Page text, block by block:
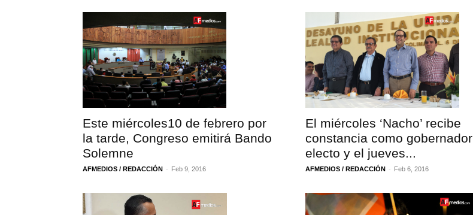
Este miércoles10 de febrero por
la tarde, Congreso emitirá Bando
Solemne
AFMEDIOS / REDACCIÓN - Feb 9, 2016
El miércoles ‘Nacho’ recibe
constancia como gobernador
electo y el jueves...
AFMEDIOS / REDACCIÓN - Feb 6, 2016